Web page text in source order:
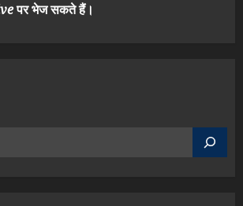
पर भेज सकते हैं।